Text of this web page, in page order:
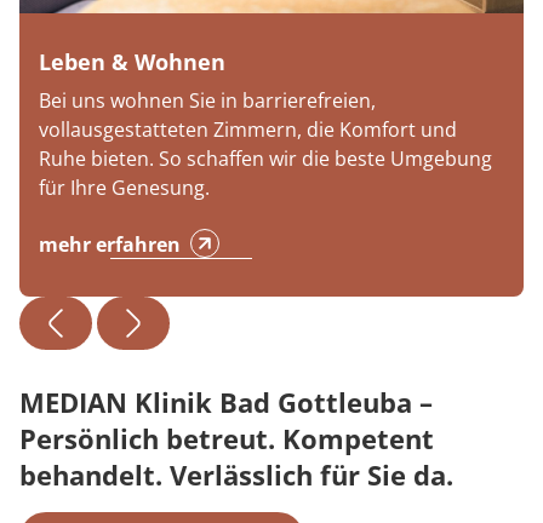
Leben & Wohnen
Bei uns wohnen Sie in barrierefreien,
vollausgestatteten Zimmern, die Komfort und
Ruhe bieten. So schaffen wir die beste Umgebung
für Ihre Genesung.
mehr erfahren
MEDIAN Klinik Bad Gottleuba –
Persönlich betreut. Kompetent
behandelt. Verlässlich für Sie da.